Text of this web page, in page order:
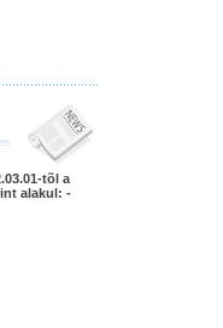
tõl a
alakul: -